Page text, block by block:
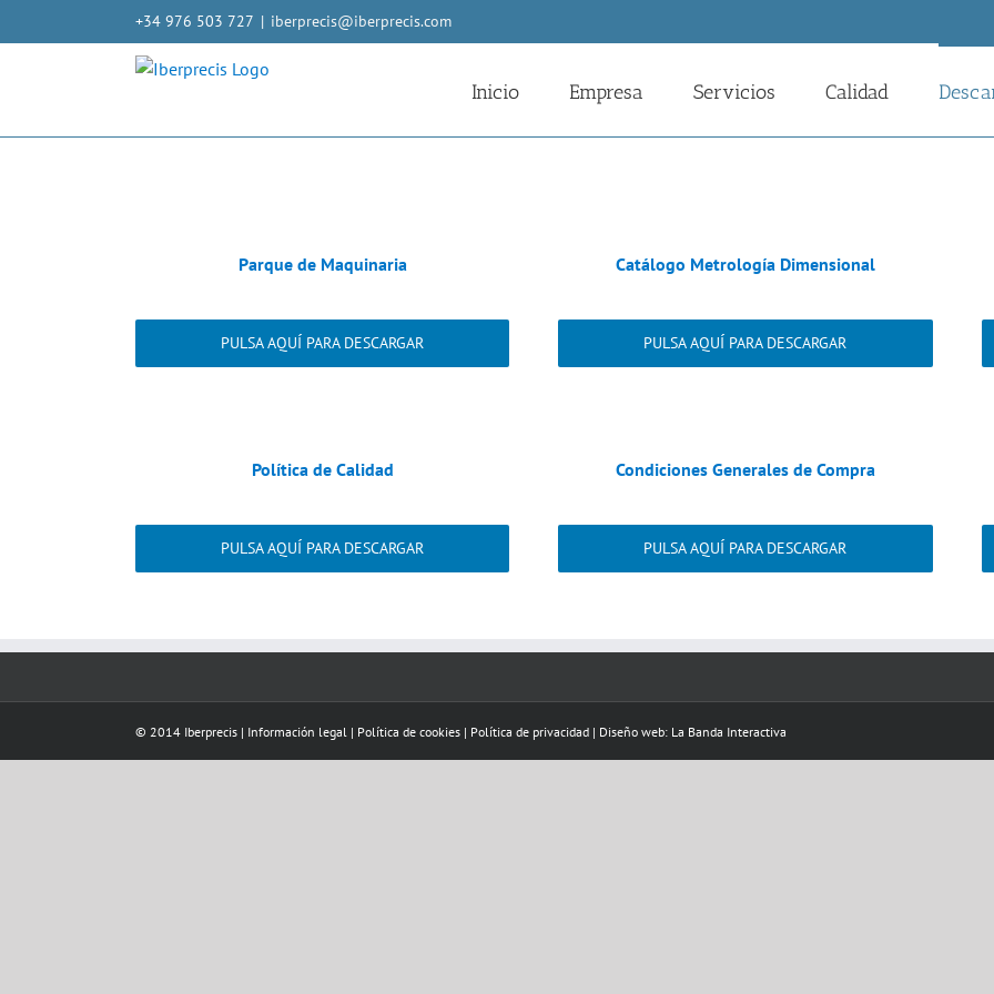
al
+34 976 503 727 | iberprecis@iberprecis.com
Inicio Empresa Servicios Calidad
Parque de Maquinaria
PULSA AQUÍ PARA DESCARGAR
Catálogo Metrología Dimensional
PULSA AQUÍ PARA DESCARGAR
Política de Calidad
PULSA AQUÍ PARA DESCARGAR
Condiciones Generales de Compra
PULSA AQUÍ PARA DESCARGAR
© 2014 Iberprecis | Información legal | Política de cookies | Política de privacidad | Diseño web: La Banda Interactiva